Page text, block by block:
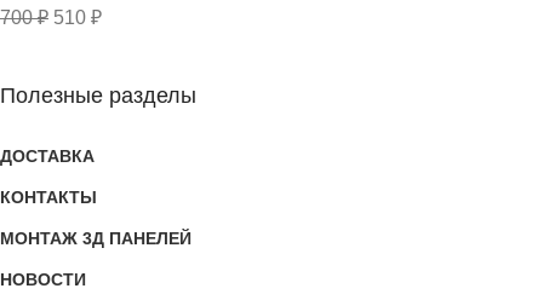
700₽ 510 ₽
Полезные разделы
ДОСТАВКА
КОНТАКТЫ
МОНТАЖ 3Д ПАНЕЛЕЙ
НОВОСТИ